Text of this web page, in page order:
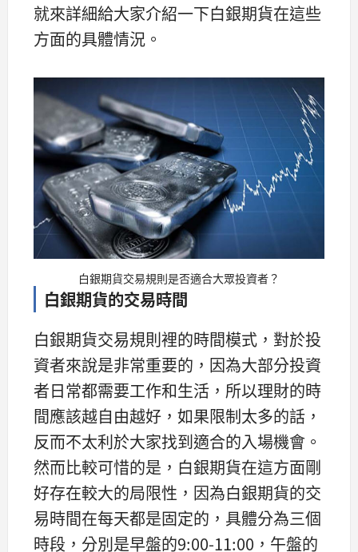
就來詳細給大家介紹一下白銀期貨在這些
方面的具體情況。
白銀期貨交易規則是否適合大眾投資者？
白銀期貨的交易時間
白銀期貨交易規則裡的時間模式，對於投
資者來說是非常重要的，因為大部分投資
者日常都需要工作和生活，所以理財的時
間應該越自由越好，如果限制太多的話，
反而不太利於大家找到適合的入場機會。
然而比較可惜的是，白銀期貨在這方面剛
好存在較大的局限性，因為白銀期貨的交
易時間在每天都是固定的，具體分為三個
時段，分別是早盤的9:00-11:00，午盤的